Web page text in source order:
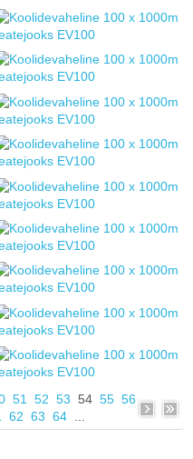
51 52 53 54 55 56
62 63 64...